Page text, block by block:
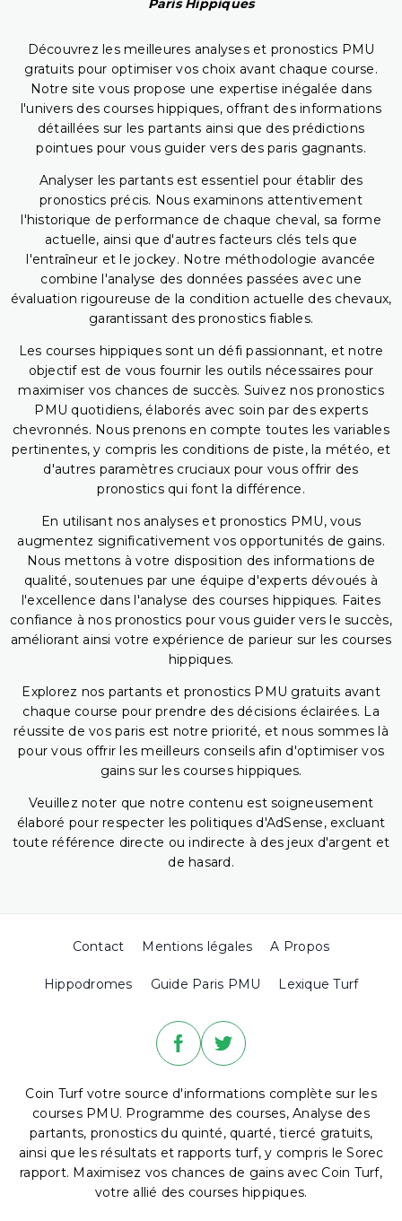
Paris Hippiques
Découvrez les meilleures analyses et pronostics PMU
gratuits pour optimiser vos choix avant chaque course.
Notre site vous propose une expertise inégalée dans
l'univers des courses hippiques, offrant des informations
détaillées sur les partants ainsi que des prédictions
pointues pour vous guider vers des paris gagnants.
Analyser les partants est essentiel pour établir des
pronostics précis. Nous examinons attentivement
l'historique de performance de chaque cheval, sa forme
actuelle, ainsi que d'autres facteurs clés tels que
l'entraîneur et le jockey. Notre méthodologie avancée
combine l'analyse des données passées avec une
évaluation rigoureuse de la condition actuelle des chevaux,
garantissant des pronostics fiables.
Les courses hippiques sont un défi passionnant, et notre
objectif est de vous fournir les outils nécessaires pour
maximiser vos chances de succès. Suivez nos pronostics
PMU quotidiens, élaborés avec soin par des experts
chevronnés. Nous prenons en compte toutes les variables
pertinentes, y compris les conditions de piste, la météo, et
d'autres paramètres cruciaux pour vous offrir des
pronostics qui font la différence.
En utilisant nos analyses et pronostics PMU, vous
augmentez significativement vos opportunités de gains.
Nous mettons à votre disposition des informations de
qualité, soutenues par une équipe d'experts dévoués à
l'excellence dans l'analyse des courses hippiques. Faites
confiance à nos pronostics pour vous guider vers le succès,
améliorant ainsi votre expérience de parieur sur les courses
hippiques.
Explorez nos partants et pronostics PMU gratuits avant
chaque course pour prendre des décisions éclairées. La
réussite de vos paris est notre priorité, et nous sommes là
pour vous offrir les meilleurs conseils afin d'optimiser vos
gains sur les courses hippiques.
Veuillez noter que notre contenu est soigneusement
élaboré pour respecter les politiques d'AdSense, excluant
toute référence directe ou indirecte à des jeux d'argent et
de hasard.
Contact Mentions légales A Propos
Hippodromes Guide Paris PMU Lexique Turf
Coin Turf votre source d'informations complète sur les
courses PMU. Programme des courses, Analyse des
partants, pronostics du quinté, quarté, tiercé gratuits,
ainsi que les résultats et rapports turf, y compris le Sorec
rapport. Maximisez vos chances de gains avec Coin Turf,
votre allié des courses hippiques.